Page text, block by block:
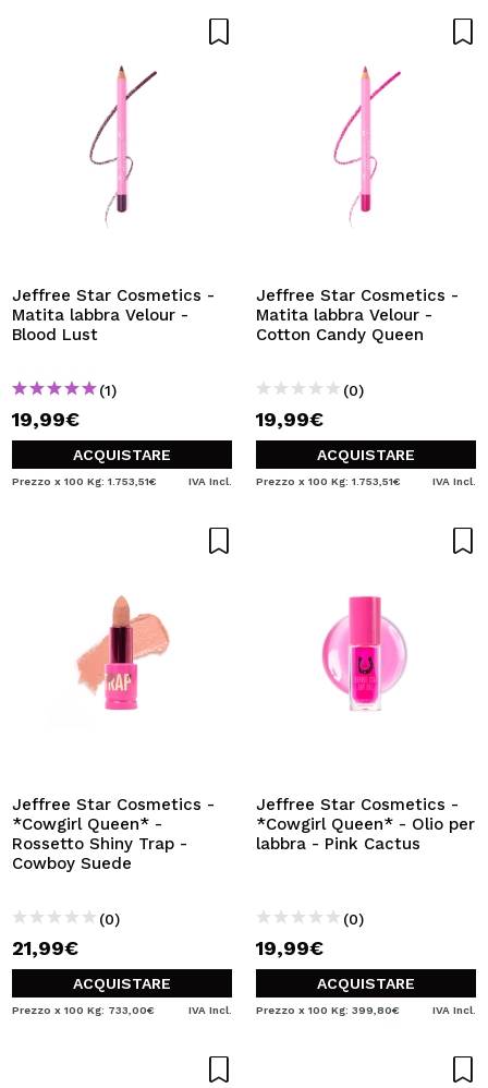
Jeffree Star Cosmetics -
Matita labbra Velour -
Blood Lust
(1)
19,99€
ACQUISTARE
Prezzo x 100 Kg: 1.753,51€ IVA Incl.
Jeffree Star Cosmetics -
Matita labbra Velour -
Cotton Candy Queen
(0)
19,99€
ACQUISTARE
Prezzo x 100 Kg: 1.753,51€ IVA Incl.
Jeffree Star Cosmetics -
*Cowgirl Queen* -
Rossetto Shiny Trap -
Cowboy Suede
(0)
21,99€
ACQUISTARE
Prezzo x 100 Kg: 733,00€ IVA Incl.
Jeffree Star Cosmetics -
*Cowgirl Queen* - Olio per
labbra - Pink Cactus
(0)
19,99€
ACQUISTARE
Prezzo x 100 Kg: 399,80€ IVA Incl.